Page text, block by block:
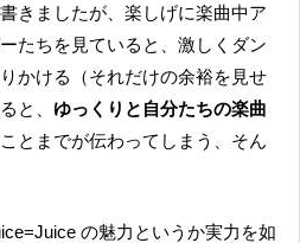
きましたが、楽しげに楽曲中ア
たちを見ていると、激しくダン
かける（それだけの余裕を見せ
と、 ゆっくりと自分たちの楽曲
とまでが伝わってしまう、そん